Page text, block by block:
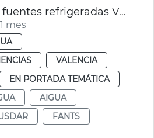
Consumo agua fuentes refrigeradas València
mes
VALENCIA
EN PORTADA TEMÁTICA
AIGUA
FANTS